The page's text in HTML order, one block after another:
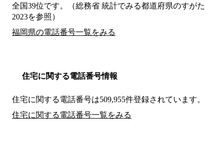
全国39位です。（総務省 統計でみる都道府県のすがた
2023を参照）
福岡県の電話番号一覧をみる
住宅に関する電話番号情報
住宅に関する電話番号は509,955件登録されています。
住宅に関する電話番号一覧をみる